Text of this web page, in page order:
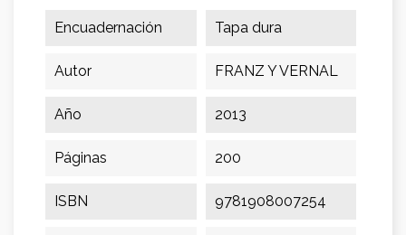
Encuadernación Tapa dura
Autor FRANZ Y VERNAL
Año 2013
Páginas 200
ISBN 9781908007254